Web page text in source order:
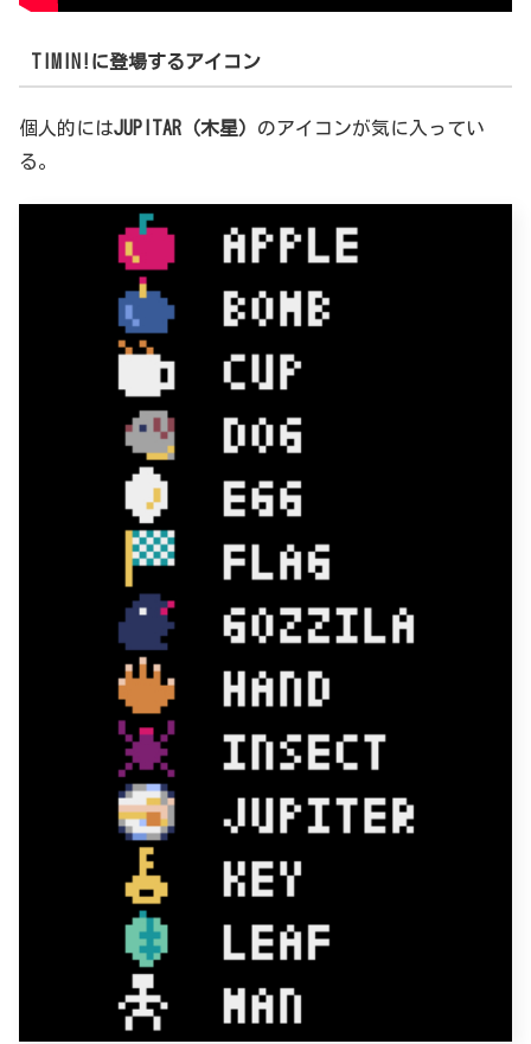
TIMIN!に登場するアイコン
個人的にはJUPITAR（木星） のアイコンが気に入ってい
る。